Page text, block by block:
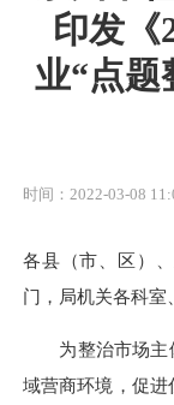
印发《
业“点题
时间：2022-03-08
各县（市、区）
门 ，局机关各科室
为整治市场主
域营商环境， 促进